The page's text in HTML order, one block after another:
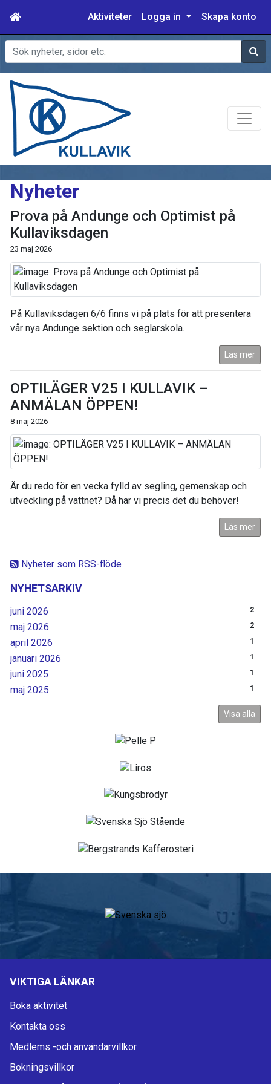
Aktiviteter Logga in Skapa konto
Sök
Nyheter som RSS-flöde
NYHETSARKIV
juni 2026 2
maj 2026 2
april 2026 1
januari 2026 1
juni 2025 1
maj 2025 1
Visa alla
Nyheter
Prova på Andunge och Optimist på
Kullaviksdagen
23 maj 2026
På Kullaviksdagen 6/6 finns vi på plats för att presentera
vår nya Andunge sektion och seglarskola.
Läs mer
OPTILÄGER V25 I KULLAVIK –
ANMÄLAN ÖPPEN!
8 maj 2026
Är du redo för en vecka fylld av segling, gemenskap och
utveckling på vattnet? Då har vi precis det du behöver!
Läs mer
VIKTIGA LÄNKAR
Boka aktivitet
Kontakta oss
Medlems -och användarvillkor
Bokningsvillkor